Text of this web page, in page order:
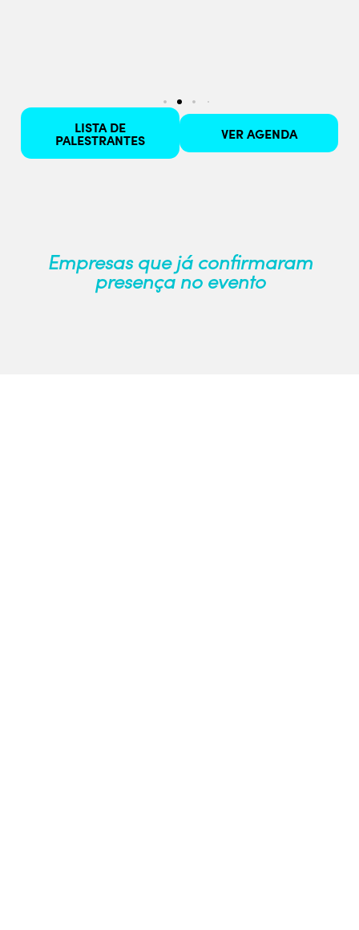
LISTA DE
PALESTRANTES VER AGENDA
Empresas que já confirmaram
presença no evento